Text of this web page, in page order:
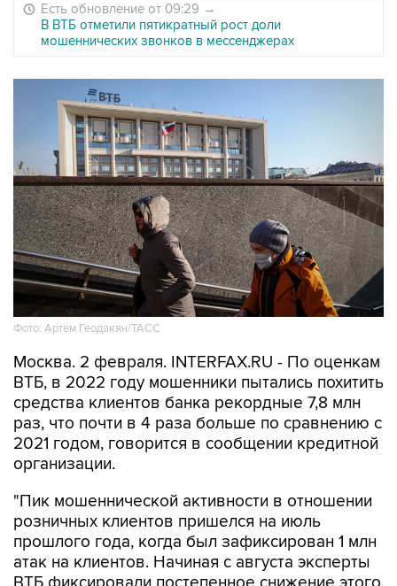
Есть обновление от 09:29 →
В ВТБ отметили пятикратный рост доли
мошеннических звонков в мессенджерах
Фото: Артем Геодакян/ТАСС
Москва. 2 февраля. INTERFAX.RU - По оценкам
ВТБ, в 2022 году мошенники пытались похитить
средства клиентов банка рекордные 7,8 млн
раз, что почти в 4 раза больше по сравнению с
2021 годом, говорится в сообщении кредитной
организации.
"Пик мошеннической активности в отношении
розничных клиентов пришелся на июль
прошлого года, когда был зафиксирован 1 млн
атак на клиентов. Начиная с августа эксперты